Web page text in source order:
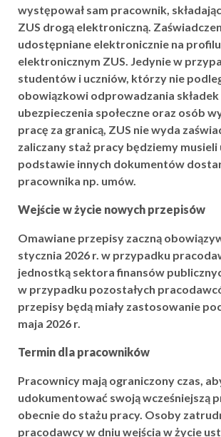
występował sam pracownik,
ZUS drogą elektroniczną.
udostępniane elektronicznie na profilu
elektronicznym ZUS. Jedynie w
studentów i uczniów, którzy nie
obowiązkowi odprowadzania składek
ubezpieczenia społeczne oraz osób
pracę za granicą, ZUS nie wyda
zaliczany staż pracy będziemy musieli
podstawie innych dokumentów
pracownika np. umów.
Wejście w życie nowych przepisów
Omawiane przepisy zaczną
stycznia 2026 r. w przypadku
jednostką sektora finansów
w przypadku pozostałych
przepisy będą miały zastosowanie
maja 2026 r.
Termin dla pracowników
Pracownicy mają ograniczony czas,
udokumentować swoją wcześniejszą
obecnie do stażu pracy. Osoby
pracodawcy w dniu wejścia w życie